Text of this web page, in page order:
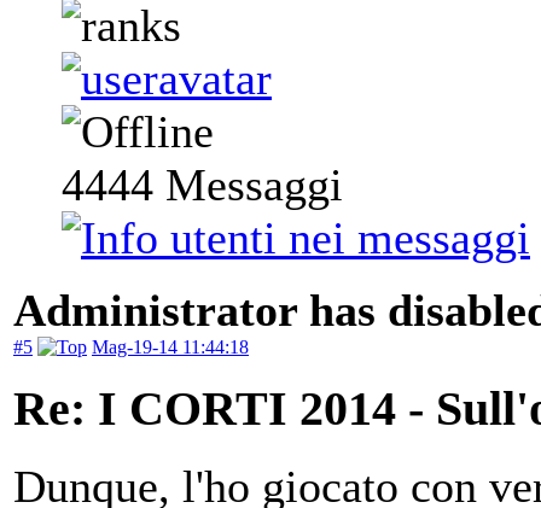
4444 Messaggi
Administrator has
#5 Mag-19-14 11:44:18
Re: I CORTI 2014 -
Dunque, l'ho giocato con